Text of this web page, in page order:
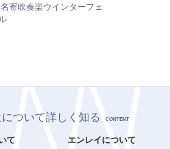
寄吹奏楽ウインターフェ
ついて詳しく知る CONTENT
て
エンレイについて